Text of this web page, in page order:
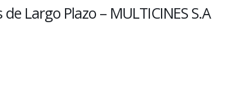
Largo Plazo – MULTICINES S.A